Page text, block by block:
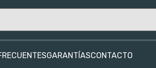
GARANTÍASCONTACTO